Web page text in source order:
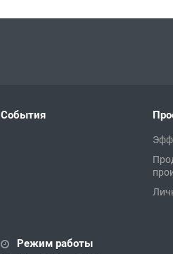
События
Режим работы